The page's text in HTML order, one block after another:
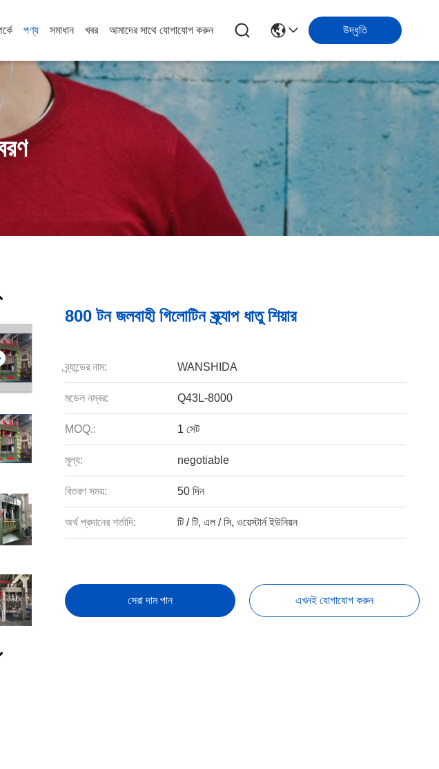
পণ্য সমাধান খবর আমাদের সাথে যোগাযোগ করুন উদ্ধৃতি
800 টন জলবাহী গিলোটিন স্ক্র্যাপ ধাতু শিয়ার
ব্র্যান্ডের নাম: WANSHIDA
মডেল নম্বর: Q43L-8000
MOQ.: 1 সেট
মূল্য: negotiable
বিতরণ সময়: 50 দিন
অর্থ প্রদানের শর্তাদি: টি / টি, এল / সি, ওয়েস্টার্ন ইউনিয়ন
সেরা দাম পান এখনই যোগাযোগ করুন